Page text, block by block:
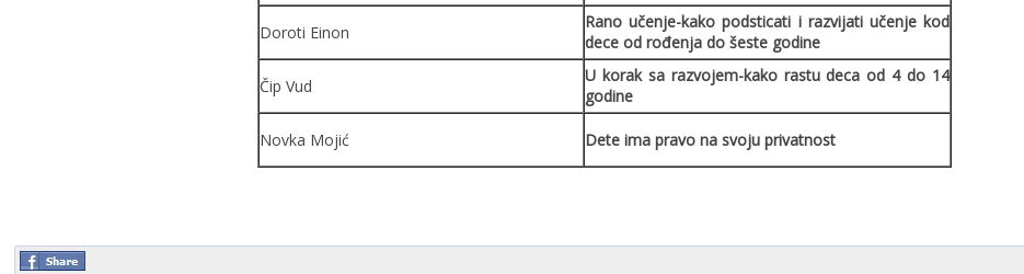
Doroti Einon
Rano učenje-kako podsticati i razvijati učenje kod
dece od rođenja do šeste godine
Čip Vud
U korak sa razvojem-kako rastu deca od 4 do 14
godine
Novka Mojić Dete ima pravo na svoju privatnost